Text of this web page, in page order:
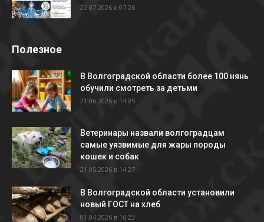
22.07.2026 в 07:26
Полезное
В Волгоградской области более 100 нянь
обучили смотреть за детьми
21.06.2026 в 14:05
Ветеринары назвали волгоградцам
самые уязвимые для жары породы
кошек и собак
21.05.2026 в 14:27
В Волгоградской области установили
новый ГОСТ на хлеб
01.04.2026 в 16:23